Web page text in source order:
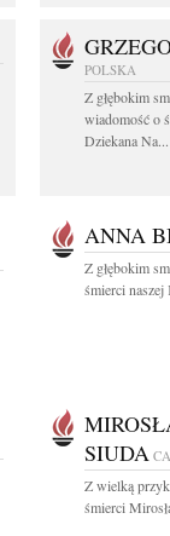
POLSKA
Z głębokim
wiadomość o
Dziekana Na...
ANNA
Z głębokim
śmierci
SIUDA
Z wielką
śmierci